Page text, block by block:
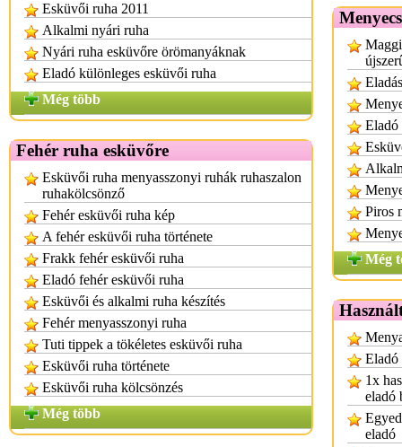
Esküvői ruha 2011
Alkalmi nyári ruha
Nyári ruha esküvőre örömanyáknak
Eladó különleges esküvői ruha
Még több
Fehér ruha esküvőre
Esküvői ruha menyasszonyi ruhák ruhaszalon
ruhakölcsönző
Fehér esküvői ruha kép
A fehér esküvői ruha története
Frakk fehér esküvői ruha
Eladó fehér esküvői ruha
Esküvői és alkalmi ruha készítés
Fehér menyasszonyi ruha
Tuti tippek a tökéletes esküvői ruha
Esküvői ruha története
Esküvői ruha kölcsönzés
Még több
Eladó
Piros
Még
Eladó
1x
eladó
eladó